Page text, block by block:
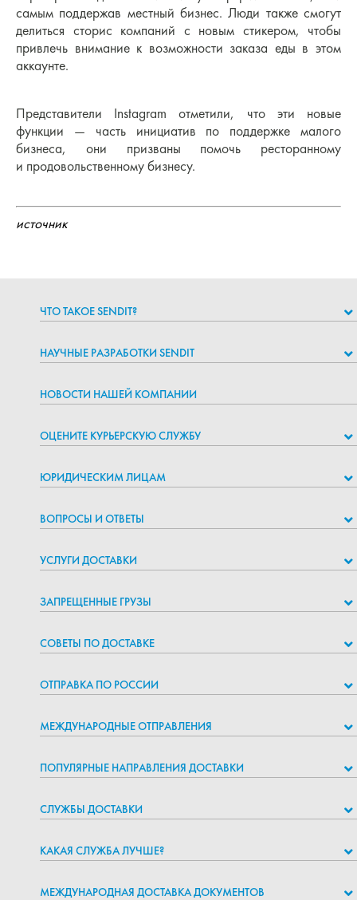
ЧТО ТАКОЕ SENDIT?
НАУЧНЫЕ РАЗРАБОТКИ SENDIT
НОВОСТИ НАШЕЙ КОМПАНИИ
ОЦЕНИТЕ КУРЬЕРСКУЮ СЛУЖБУ
ЮРИДИЧЕСКИМ ЛИЦАМ
ВОПРОСЫ И ОТВЕТЫ
УСЛУГИ ДОСТАВКИ
ЗАПРЕЩЕННЫЕ ГРУЗЫ
СОВЕТЫ ПО ДОСТАВКЕ
ОТПРАВКА ПО РОССИИ
МЕЖДУНАРОДНЫЕ ОТПРАВЛЕНИЯ
ПОПУЛЯРНЫЕ НАПРАВЛЕНИЯ ДОСТАВКИ
СЛУЖБЫ ДОСТАВКИ
КАКАЯ СЛУЖБА ЛУЧШЕ?
МЕЖДУНАРОДНАЯ ДОСТАВКА ДОКУМЕНТОВ
самым поддержав местный бизнес. Люди также смогут
делиться сторис компаний с новым стикером, чтобы
привлечь внимание к возможности заказа еды в этом
аккаунте.
Представители Instagram отметили, что эти новые
функции — часть инициатив по поддержке малого
бизнеса, они призваны помочь ресторанному
и продовольственному бизнесу.
источник